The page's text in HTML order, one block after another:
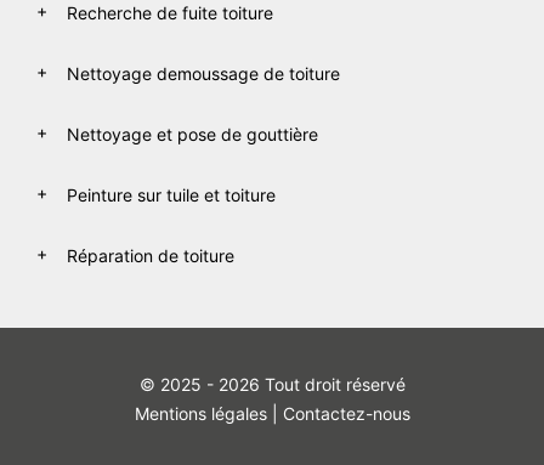
Recherche de fuite toiture
Nettoyage demoussage de toiture
Nettoyage et pose de gouttière
Peinture sur tuile et toiture
Réparation de toiture
© 2025 - 2026 Tout droit réservé
Mentions légales| Contactez-nous